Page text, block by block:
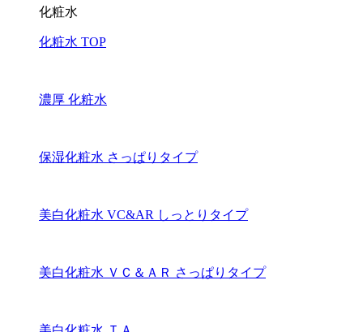
化粧水
化粧水 TOP
濃厚 化粧水
保湿化粧水 さっぱりタイプ
美白化粧水 VC&AR しっとりタイプ
美白化粧水 ＶＣ＆ＡＲ さっぱりタイプ